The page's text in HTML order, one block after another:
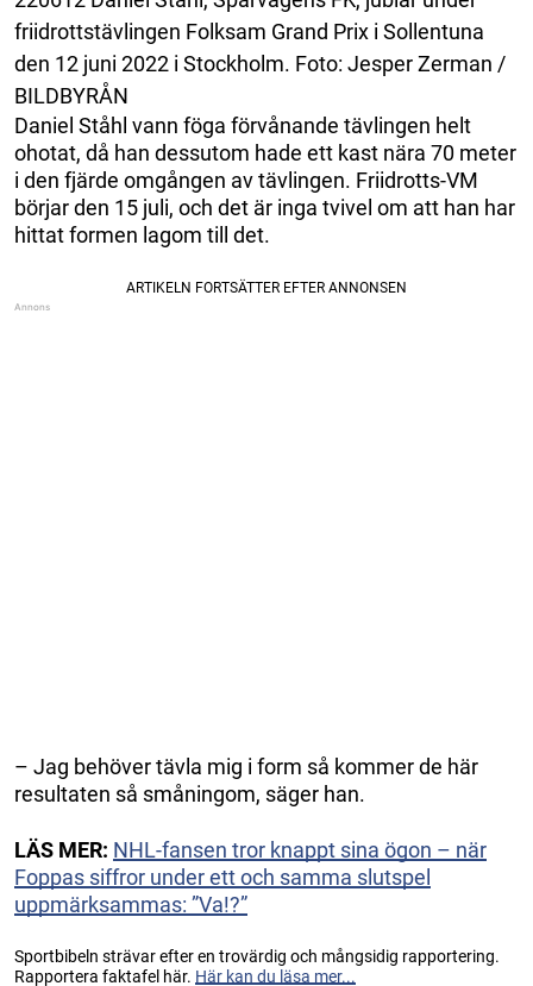
friidrottstävlingen Folksam Grand Prix i Sollentuna
den 12 juni 2022 i Stockholm. Foto: Jesper Zerman /
BILDBYRÅN
Daniel Ståhl vann föga förvånande tävlingen helt
ohotat, då han dessutom hade ett kast nära 70 meter
i den fjärde omgången av tävlingen. Friidrotts-VM
börjar den 15 juli, och det är inga tvivel om att han har
hittat formen lagom till det.
– Jag behöver tävla mig i form så kommer de här
resultaten så småningom, säger han.
LÄS MER: NHL-fansen tror knappt sina ögon – när
Foppas siffror under ett och samma slutspel
uppmärksammas: ”Va!?”
Sportbibeln strävar efter en trovärdig och mångsidig rapportering.
Rapportera faktafel här. Här kan du läsa mer...